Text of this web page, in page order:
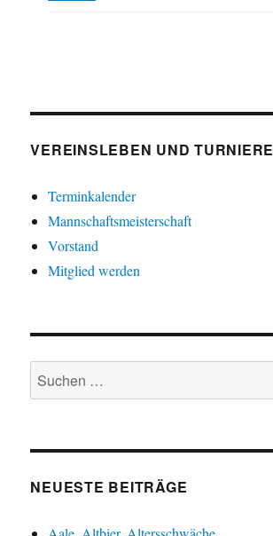
VEREINSLEBEN UND TURNIERE
Terminkalender
Mannschaftsmeisterschaft
Vorstand
Mitglied werden
Suche
nach:
NEUESTE BEITRÄGE